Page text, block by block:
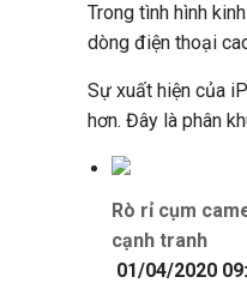
Trong tình hình
dòng điện thoại
Sự xuất hiện của
hơn. Đây là phân
Rò rỉ cụm
cạnh tranh
01/04/2020